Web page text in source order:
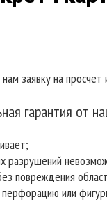
заявку на
гарантия от
разрушений
повреждения
или